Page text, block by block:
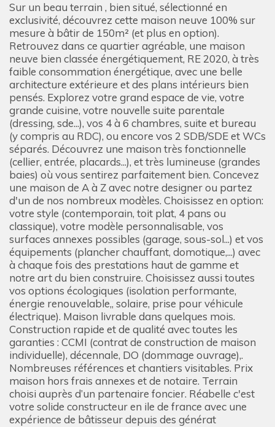
Sur un beau terrain , bien situé, sélectionné en
exclusivité, découvrez cette maison neuve 100% sur
mesure à bâtir de 150m² (et plus en option).
Retrouvez dans ce quartier agréable, une maison
neuve bien classée énergétiquement, RE 2020, à très
faible consommation énergétique, avec une belle
architecture extérieure et des plans intérieurs bien
pensés. Explorez votre grand espace de vie, votre
grande cuisine, votre nouvelle suite parentale
(dressing, sde...), vos 4 à 6 chambres, suite et bureau
(y compris au RDC), ou encore vos 2 SDB/SDE et WCs
séparés. Découvrez une maison très fonctionnelle
(cellier, entrée, placards...), et très lumineuse (grandes
baies) où vous sentirez parfaitement bien. Concevez
une maison de A à Z avec notre designer ou partez
d'un de nos nombreux modèles. Choisissez en option:
votre style (contemporain, toit plat, 4 pans ou
classique), votre modèle personnalisable, vos
surfaces annexes possibles (garage, sous-sol...) et vos
équipements (plancher chauffant, domotique,...) avec
à chaque fois des prestations haut de gamme et
notre art du bien construire. Choisissez aussi toutes
vos options écologiques (isolation performante,
énergie renouvelable,, solaire, prise pour véhicule
électrique). Maison livrable dans quelques mois.
Construction rapide et de qualité avec toutes les
garanties : CCMI (contrat de construction de maison
individuelle), décennale, DO (dommage ouvrage),.
Nombreuses références et chantiers visitables. Prix
maison hors frais annexes et de notaire. Terrain
choisi auprès d’un partenaire foncier. Réabelle c'est
votre solide constructeur en ile de france avec une
expérience de bâtisseur depuis des générat